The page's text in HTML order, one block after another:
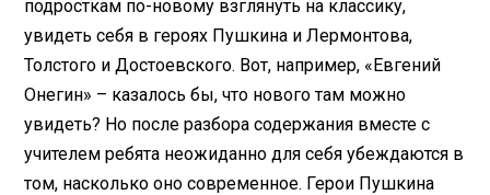
подросткам по-новому взглянуть на классику,
увидеть себя в героях Пушкина и Лермонтова,
Толстого и Достоевского. Вот, например, «Евгений
Онегин» – казалось бы, что нового там можно
увидеть? Но после разбора содержания вместе с
учителем ребята неожиданно для себя убеждаются в
том, насколько оно современное. Герои Пушкина